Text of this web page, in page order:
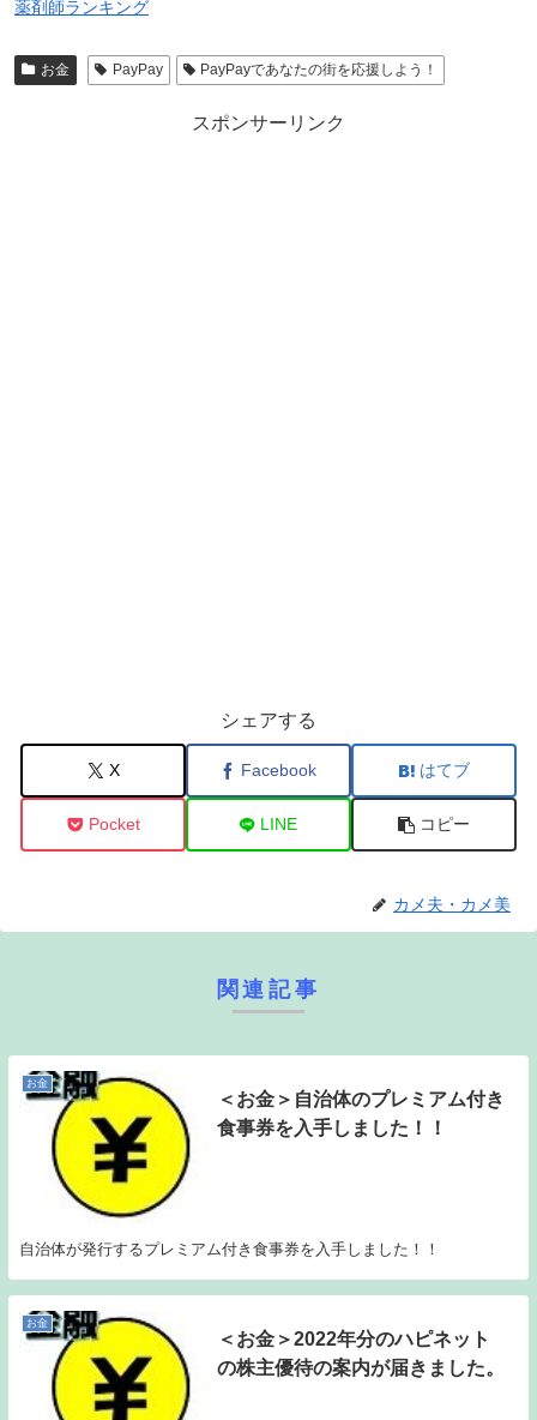
薬剤師ランキング
お金 PayPay PayPayであなたの街を応援しよう！
スポンサーリンク
シェアする
X Facebook はてブ
Pocket LINE コピー
カメ夫・カメ美
関連記事
お金
＜お金＞自治体のプレミアム付き
食事券を入手しました！！
自治体が発行するプレミアム付き食事券を入手しました！！
お金
＜お金＞2022年分のハピネット
の株主優待の案内が届きました。